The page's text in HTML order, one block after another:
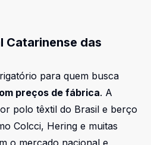
Catarinense das
para quem busca
preços de fábrica. A
polo têxtil do Brasil e berço
Colcci, Hering e muitas
o mercado nacional e